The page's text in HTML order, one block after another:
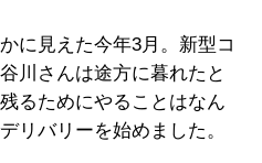
に見えた今年3月。新型コ
川さんは途方に暮れたと
るためにやることはなん
リバリーを始めました。